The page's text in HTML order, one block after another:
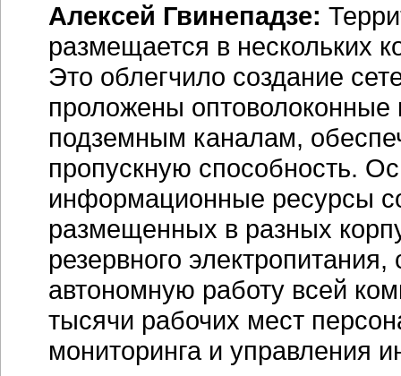
Алексей Гвинепадзе:
размещается в нескольких
Это облегчило создание
проложены
подземным каналам,
пропускную способность.
информационные ресурсы
размещенных в разных
резервного
автономную работу всей
тысячи рабочих мест
мониторинга и управления